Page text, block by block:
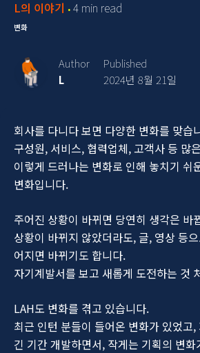
L의 이야기 4 min read
변화
Author
L
Published
2024년 8월 21일
회사를 다니다 보면 다양한 변화를 맞습
구성원, 서비스, 협력업체, 고객사 등 많
이렇게 드러나는 변화로 인해 놓치기 쉬
변화입니다.
주어진 상황이 바뀌면 당연히 생각은 바
상황이 바뀌지 않았더라도, 글, 영상 등
어지면 바뀌기도 합니다.
자기계발서를 보고 새롭게 도전하는 것
LAH도 변화를 겪고 있습니다.
최근 인턴 분들이 들어온 변화가 있었고
긴 기간 개발하면서, 작게는 기획의 변